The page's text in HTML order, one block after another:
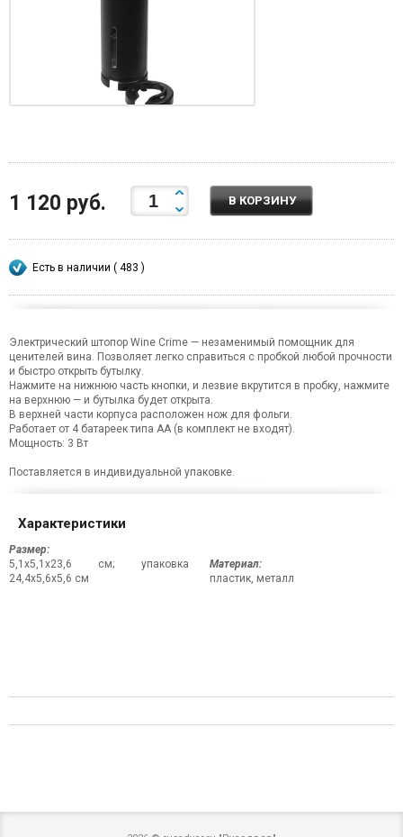
1 120 руб. В КОРЗИНУ
Есть в наличии ( 483 )
Электрический штопор Wine Crime — незаменимый помощник для
ценителей вина. Позволяет легко справиться с пробкой любой прочности
и быстро открыть бутылку.
Нажмите на нижнюю часть кнопки, и лезвие вкрутится в пробку, нажмите
на верхнюю — и бутылка будет открыта.
В верхней части корпуса расположен нож для фольги.
Работает от 4 батареек типа АА (в комплект не входят).
Мощность: 3 Вт
Поставляется в индивидуальной упаковке.
Характеристики
Размер:
5,1x5,1x23,6 см; упаковка
24,4х5,6х5,6 см
Материал:
пластик, металл